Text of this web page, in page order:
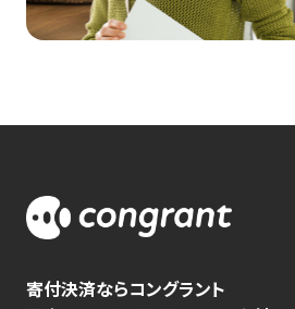
寄付決済ならコングラント